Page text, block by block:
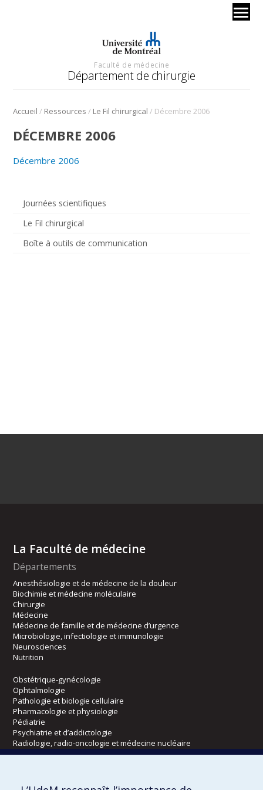
Faculté de médecine
Département de chirurgie
Accueil / Ressources / Le Fil chirurgical / Décembre 2006
Journées scientifiques
Le Fil chirurgical
Boîte à outils de communication
DÉCEMBRE 2006
Décembre 2006
La Faculté de médecine
Départements
Anesthésiologie et de médecine de la douleur
Biochimie et médecine moléculaire
Chirurgie
Médecine
Médecine de famille et de médecine d’urgence
Microbiologie, infectiologie et immunologie
Neurosciences
Nutrition
Obstétrique-gynécologie
Ophtalmologie
Pathologie et biologie cellulaire
Pharmacologie et physiologie
Pédiatrie
Psychiatrie et d’addictologie
Radiologie, radio-oncologie et médecine nucléaire